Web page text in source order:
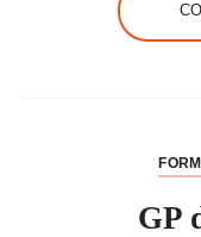
GP